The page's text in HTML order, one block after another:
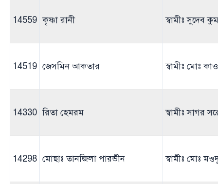
14559 কৃষ্ণা রানী স্বামীঃ সুদেব
14519 জেসমিন আকতার স্বামীঃ মোঃ
14330 রিতা হেমরম স্বামীঃ সাগর
14298 মোছাঃ তানজিলা পারভীন স্বামীঃ মোঃ